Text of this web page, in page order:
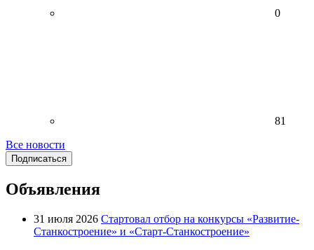
0
81
Все новости
Подписаться
Объявления
31 июля 2026 Стартовал отбор на конкурсы «Развитие-
Станкостроение» и «Старт-Станкостроение»